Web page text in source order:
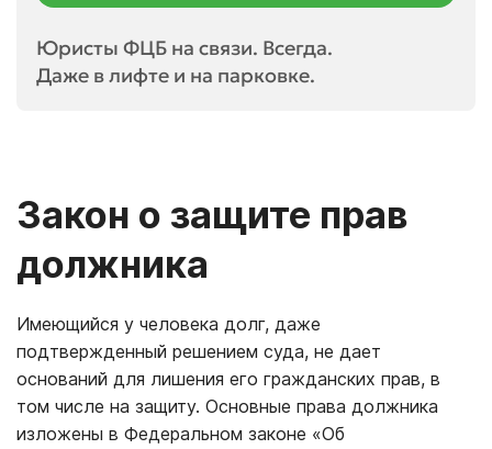
Юристы ФЦБ на связи. Всегда.
Даже в лифте и на парковке.
Закон о защите прав
должника
Имеющийся у человека долг, даже
подтвержденный решением суда, не дает
оснований для лишения его гражданских прав, в
том числе на защиту. Основные права должника
изложены в Федеральном законе «Об